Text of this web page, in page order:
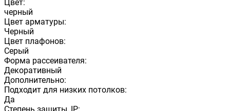
Цвет:
черный
Цвет арматуры:
Черный
Цвет плафонов:
Серый
Форма рассеивателя:
Декоративный
Дополнительно:
Подходит для низких потолков:
Да